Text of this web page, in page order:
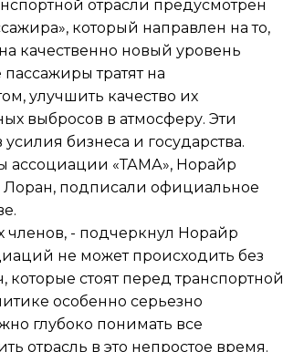
отрасли предусмотрен
который направлен на то,
качественно новый уровень
тратят на
улучшить качество их
выбросов в атмосферу. Эти
бизнеса и государства.
ассоциации «ТАМА», Норайр
подписали официальное
- подчеркнул Норайр
не может происходить без
стоят перед транспортной
особенно серьезно
глубоко понимать все
отрасль в это непростое время.